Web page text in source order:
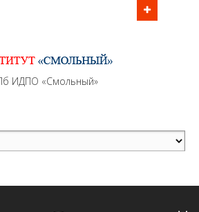
дни с 9:00 до 21:00 МСК
+7 (981) 190-30-30
ИДПО «Смольный»